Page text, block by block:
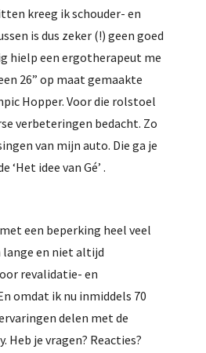
kreeg ik schouder- en
is dus zeker (!) geen goed
hielp een ergotherapeut me
26” op maat gemaakte
Hopper. Voor die rolstoel
verbeteringen bedacht. Zo
van mijn auto. Die ga je
‘Het idee van Gé’ .
een beperking heel veel
en niet altijd
revalidatie- en
omdat ik nu inmiddels 70
delen met de
Heb je vragen? Reacties?